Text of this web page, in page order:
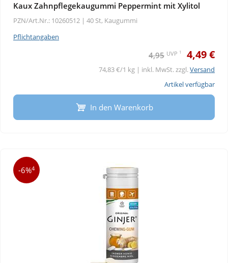
Kaux Zahnpflegekaugummi Peppermint mit Xylitol
PZN/Art.Nr.: 10260512 | 40 St, Kaugummi
Pflichtangaben
4,95 UVP 1 4,49 €
74,83 €/1 kg | inkl. MwSt. zzgl.Versand
Artikel verfügbar
In den Warenkorb
-6%4